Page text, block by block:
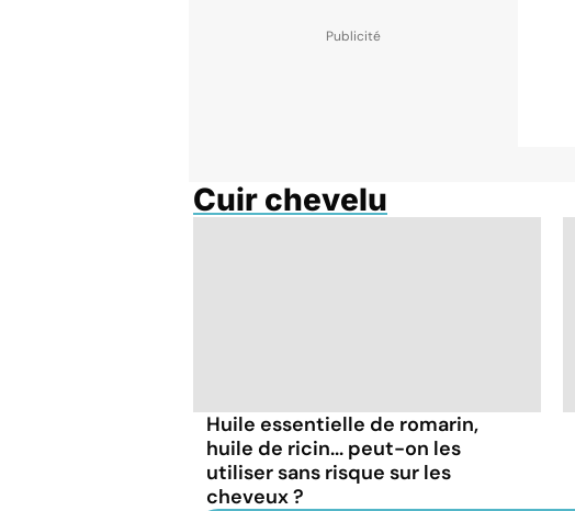
Cuir chevelu
Huile essentielle de romarin,
huile de ricin... peut-on les
utiliser sans risque sur les
cheveux ?